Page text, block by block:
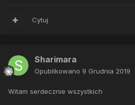
Cytuj
Sharimara
Opublikowano 9 Grudnia 2019
Witam serdecznie wszystkich